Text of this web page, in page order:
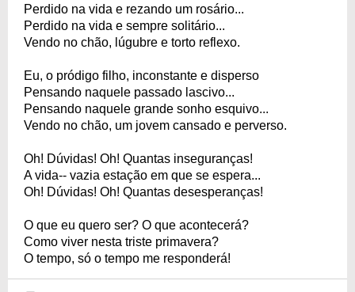
Perdido na vida e rezando um rosário...
Perdido na vida e sempre solitário...
Vendo no chão, lúgubre e torto reflexo.
Eu, o pródigo filho, inconstante e disperso
Pensando naquele passado lascivo...
Pensando naquele grande sonho esquivo...
Vendo no chão, um jovem cansado e perverso.
Oh! Dúvidas! Oh! Quantas inseguranças!
A vida-- vazia estação em que se espera...
Oh! Dúvidas! Oh! Quantas desesperanças!
O que eu quero ser? O que acontecerá?
Como viver nesta triste primavera?
O tempo, só o tempo me responderá!